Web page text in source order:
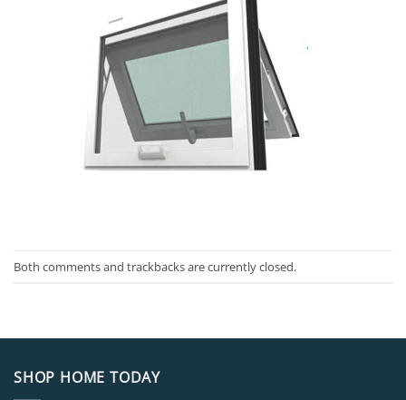
Both comments and trackbacks are currently closed.
SHOP HOME TODAY